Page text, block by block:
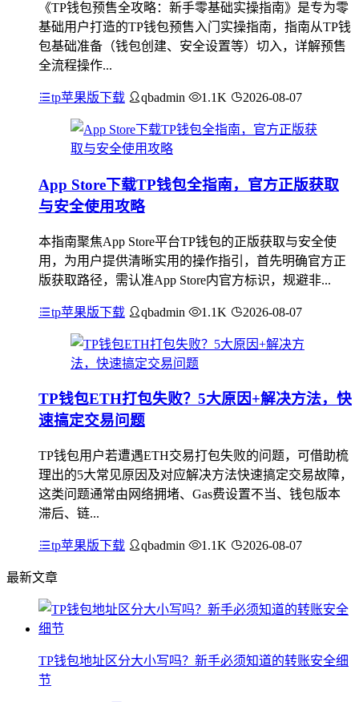
《TP钱包预售全攻略：新手零基础实操指南》是专为零
基础用户打造的TP钱包预售入门实操指南，指南从TP钱
包基础准备（钱包创建、安全设置等）切入，详解预售
全流程操作...
tp苹果版下载 qbadmin 1.1K 2026-08-07
App Store下载TP钱包全指南，官方正版获取
与安全使用攻略
本指南聚焦App Store平台TP钱包的正版获取与安全使
用，为用户提供清晰实用的操作指引，首先明确官方正
版获取路径，需认准App Store内官方标识，规避非...
tp苹果版下载 qbadmin 1.1K 2026-08-07
TP钱包ETH打包失败？5大原因+解决方法，快
速搞定交易问题
TP钱包用户若遭遇ETH交易打包失败的问题，可借助梳
理出的5大常见原因及对应解决方法快速搞定交易故障，
这类问题通常由网络拥堵、Gas费设置不当、钱包版本
滞后、链...
tp苹果版下载 qbadmin 1.1K 2026-08-07
最新文章
TP钱包地址区分大小写吗？新手必须知道的转账安全细
节